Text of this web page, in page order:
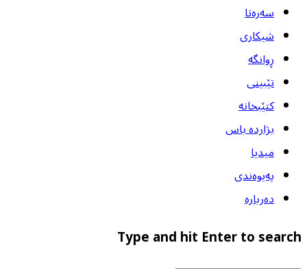
سەرەتا
شیکاری
ڕوانگە
تێبینی
کتێبخانە
بژاردە باس
میدیا
پەیوەندی
دەربارە
Type and hit Enter to search